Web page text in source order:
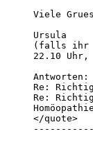
Viele
Ursula
(falls ihr
22.10
Antworten:
Re:
Re:
</quote>